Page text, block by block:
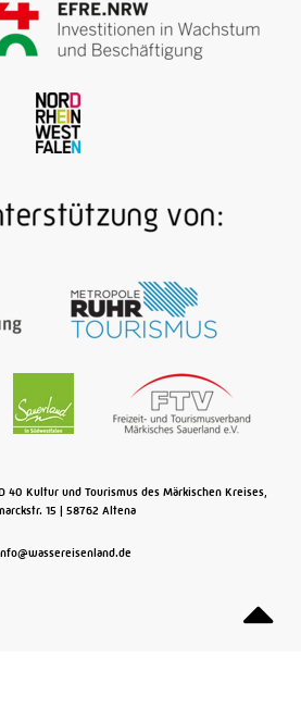
40 Kultur und Tourismus des Märkischen Kreises,
15
58762 Altena